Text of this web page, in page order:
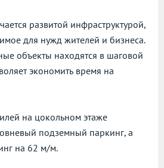
развитой инфраструктурой,
для нужд жителей и бизнеса.
объекты находятся в шаговой
экономить время на
на цокольном этаже
подземный паркинг, а
на 62 м/м.